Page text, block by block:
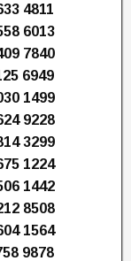
4811
6013
7840
6949
1499
9228
3299
1224
1442
8508
1564
9878